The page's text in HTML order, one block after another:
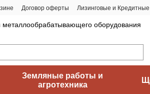
Договор оферты Лизинговые и
оборудования
Земляные работы и
агротехника